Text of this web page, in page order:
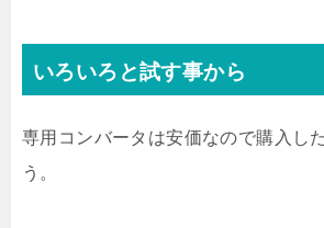
いろいろと試す事から
専用コンバータは安価なので購入し
う。